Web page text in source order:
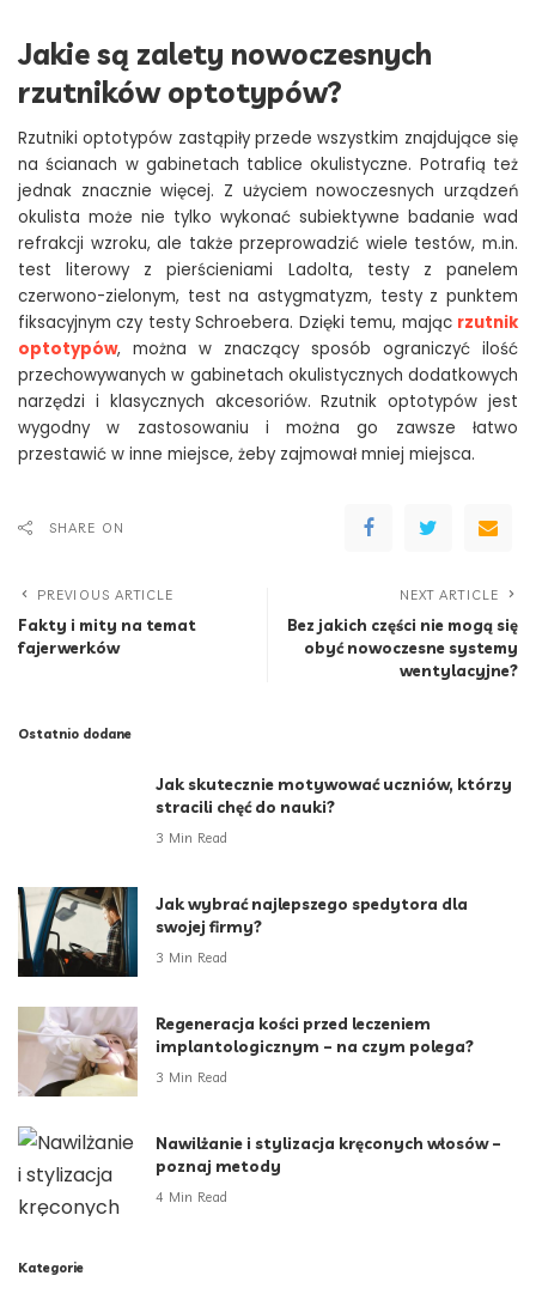
Jakie są zalety nowoczesnych
rzutników optotypów?
Rzutniki optotypów zastąpiły przede wszystkim znajdujące się
na ścianach w gabinetach tablice okulistyczne. Potrafią też
jednak znacznie więcej. Z użyciem nowoczesnych urządzeń
okulista może nie tylko wykonać subiektywne badanie wad
refrakcji wzroku, ale także przeprowadzić wiele testów, m.in.
test literowy z pierścieniami Ladolta, testy z panelem
czerwono-zielonym, test na astygmatyzm, testy z punktem
fiksacyjnym czy testy Schroebera. Dzięki temu, mając rzutnik
optotypów, można w znaczący sposób ograniczyć ilość
przechowywanych w gabinetach okulistycznych dodatkowych
narzędzi i klasycznych akcesoriów. Rzutnik optotypów jest
wygodny w zastosowaniu i można go zawsze łatwo
przestawić w inne miejsce, żeby zajmował mniej miejsca.
SHARE ON
PREVIOUS ARTICLE
Fakty i mity na temat
fajerwerków
NEXT ARTICLE
Bez jakich części nie mogą się
obyć nowoczesne systemy
wentylacyjne?
Ostatnio dodane
Jak skutecznie motywować uczniów, którzy
stracili chęć do nauki?
3 Min Read
Jak wybrać najlepszego spedytora dla
swojej firmy?
3 Min Read
Regeneracja kości przed leczeniem
implantologicznym – na czym polega?
3 Min Read
Nawilżanie i stylizacja kręconych włosów –
poznaj metody
4 Min Read
Kategorie